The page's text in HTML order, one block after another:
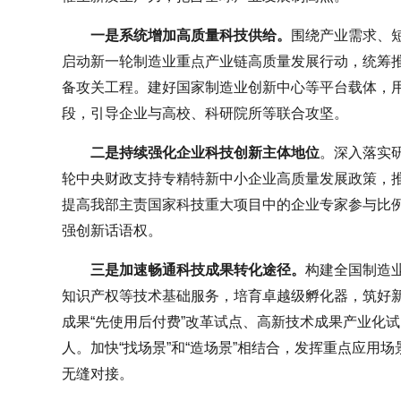
一是系统增加高质量科技供给。
围绕产业需求、
启动新一轮制造业重点产业链高质量发展行动，统筹
备攻关工程。建好国家制造业创新中心等平台载体，
段，引导企业与高校、科研院所等联合攻坚。
二是持续强化企业科技创新主体地位。深入落实
轮中央财政支持专精特新中小企业高质量发展政策，
提高我部主责国家科技重大项目中的企业专家参与比
强创新话语权。
三是加速畅通科技成果转化途径。 构建全国制造
知识产权等技术基础服务，培育卓越级孵化器，筑好
成果“先使用后付费”改革试点、高新技术成果产业化
人。加快“找场景”和“造场景”相结合，发挥重点应用
无缝对接。